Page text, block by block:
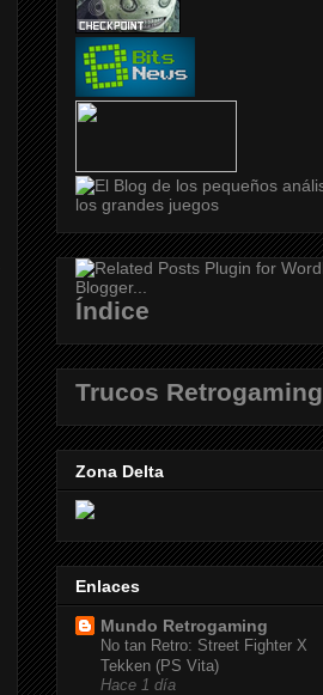
Índice
Trucos Retrogaming
Zona Delta
Enlaces
Mundo Retrogaming
No tan Retro: Street Fighter X
Tekken (PS Vita)
Hace 1 día